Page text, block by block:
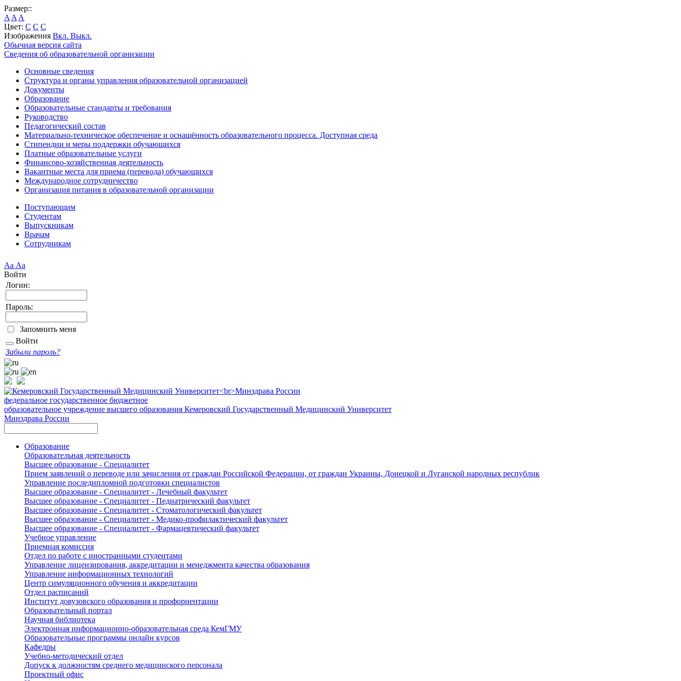
Размер::
A A A
Цвет: C C C
Изображения Вкл. Выкл.
Обычная версия сайта
Сведения об образовательной организации
Основные сведения
Структура и органы управления образовательной организацией
Документы
Образование
Образовательные стандарты и требования
Руководство
Педагогический состав
Материально-техническое обеспечение и оснащённость образовательного процесса. Доступная среда
Стипендии и меры поддержки обучающихся
Платные образовательные услуги
Финансово-хозяйственная деятельность
Вакантные места для приема (перевода) обучающихся
Международное сотрудничество
Организация питания в образовательной организации
Поступающим
Студентам
Выпускникам
Врачам
Сотрудникам
Аа Аа
Войти
Логин:
Пароль:
Запомнить меня
Войти
Забыли пароль?
федеральное государственное бюджетное
образовательное учреждение высшего образования Кемеровский Государственный Медицинский Университет
Минздрава России
Образование
Образовательная деятельность
Высшее образование - Специалитет
Прием заявлений о переводе или зачисления от граждан Российской Федерации, от граждан Украины, Донецкой и Луганской народных республик
Управление последипломной подготовки специалистов
Высшее образование - Специалитет - Лечебный факультет
Высшее образование - Специалитет - Педиатрический факультет
Высшее образование - Специалитет - Стоматологический факультет
Высшее образование - Специалитет - Медико-профилактический факультет
Высшее образование - Специалитет - Фармацевтический факультет
Учебное управление
Приемная комиссия
Отдел по работе с иностранными студентами
Управление лицензирования, аккредитации и менеджмента качества образования
Управление информационных технологий
Центр симуляционного обучения и аккредитации
Отдел расписаний
Институт довузовского образования и профориентации
Образовательный портал
Научная библиотека
Электронная информационно-образовательная среда КемГМУ
Образовательные программы онлайн курсов
Кафедры
Учебно-методический отдел
Допуск к должностям среднего медицинского персонала
Проектный офис